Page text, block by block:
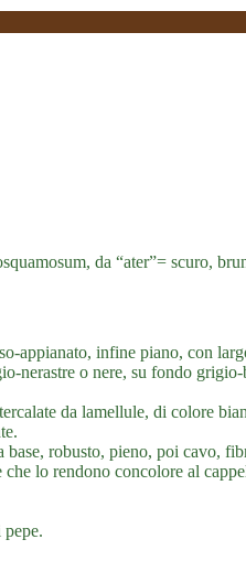
da “ater”= scuro,
appianato, infine piano, con
nerastre o nere, su fondo
da lamellule, di colore
base, robusto, pieno, poi cavo,
che lo rendono concolore al